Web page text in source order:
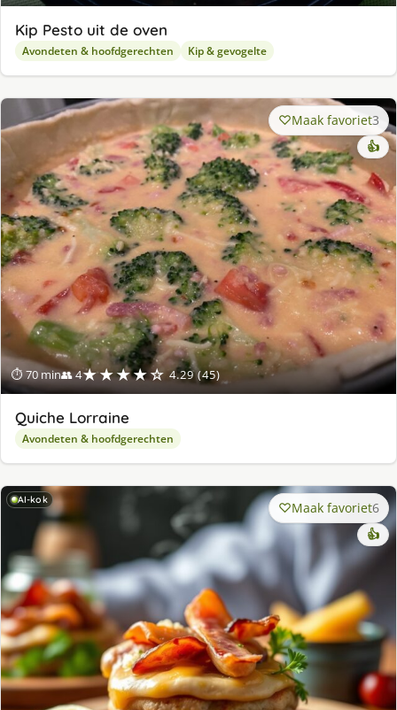
Kip Pesto uit de oven
Avondeten & hoofdgerechten Kip & gevogelte
⏱ 70 min👥 4★★★★☆ 4.29 (45)
Maak favoriet3
👍
Quiche Lorraine
Avondeten & hoofdgerechten
AI-kok Maak favoriet6
👍